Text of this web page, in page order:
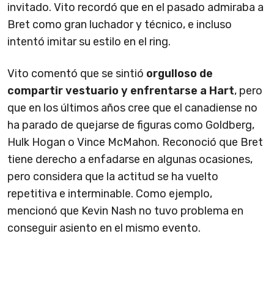
invitado. Vito recordó que en el pasado admiraba a
Bret como gran luchador y técnico, e incluso
intentó imitar su estilo en el ring.
Vito comentó que se sintió orgulloso de
compartir vestuario y enfrentarse a Hart, pero
que en los últimos años cree que el canadiense no
ha parado de quejarse de figuras como Goldberg,
Hulk Hogan o Vince McMahon. Reconoció que Bret
tiene derecho a enfadarse en algunas ocasiones,
pero considera que la actitud se ha vuelto
repetitiva e interminable. Como ejemplo,
mencionó que Kevin Nash no tuvo problema en
conseguir asiento en el mismo evento.